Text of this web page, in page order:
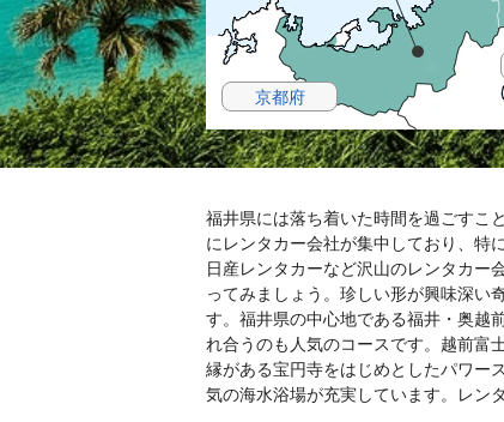
京都府
福井県には落ち着いた時間を過ごすこ
にレンタカー会社が集中しており、特
日産レンタカーなど沢山のレンタカー
ってみましょう。珍しい形が興味深い
す。福井県の中心地である福井・奥越
れ合うのも人気のコースです。越前富
縁がある宝円寺をはじめとしたパワー
気の海水浴場が充実しています。レン